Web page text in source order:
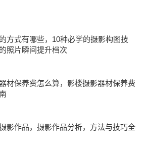
方式有哪些，10种必学的摄影构图技
照片瞬间提升档次
材保养费怎么算，影楼摄影器材保养费
影作品，摄影作品分析，方法与技巧全